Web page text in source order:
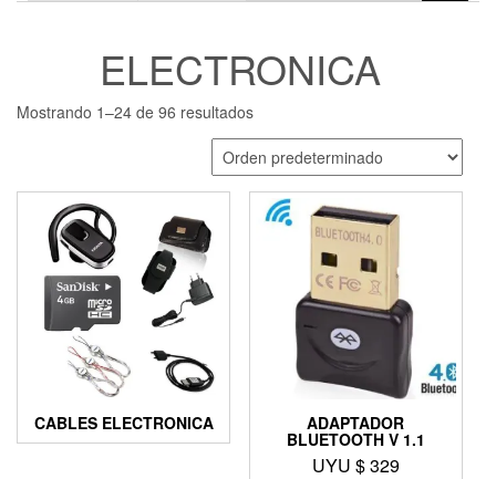
ELECTRONICA
Mostrando 1–24 de 96 resultados
CABLES ELECTRONICA ADAPTADOR
BLUETOOTH V 1.1
UYU $329